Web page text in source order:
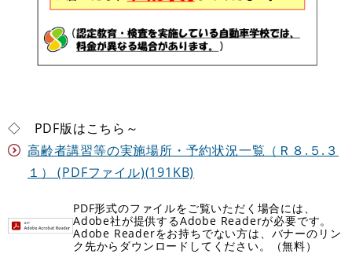
◇ PDF版はこちら～
高齢者講習等の実施場所・予約状況一覧（Ｒ８.５.３
１） (PDFファイル)(191KB)
PDF形式のファイルをご覧いただく場合には、
Adobe社が提供するAdobe Readerが必要です。
Adobe Readerをお持ちでない方は、バナーのリン
ク先からダウンロードしてください。（無料）